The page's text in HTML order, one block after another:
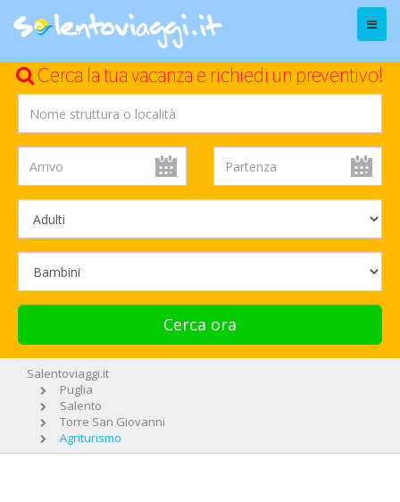
Menu
Cerca la tua vacanza e richiedi un preventivo!
Cerca ora
Salentoviaggi.it
Puglia
Salento
Torre San Giovanni
Agriturismo